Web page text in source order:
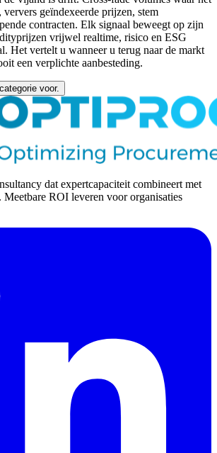
geïndexeerde prijzen, stem
contracten. Elk signaal beweegt op zijn
vrijwel realtime, risico en ESG
Het vertelt u wanneer u terug naar de markt
een verplichte aanbesteding.
voor.
dat expertcapaciteit combineert met
ROI leveren voor organisaties